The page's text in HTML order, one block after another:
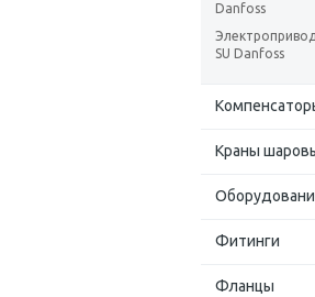
Danfoss
SU Danfoss
Краны
Фитинги
Фланцы